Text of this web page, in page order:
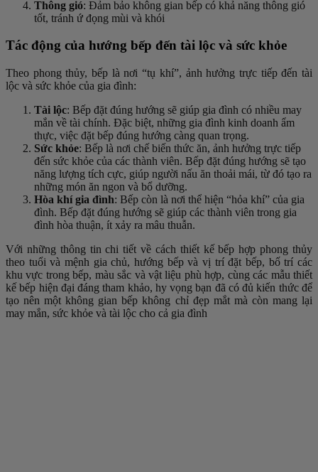
Thông gió: Đảm bảo không gian bếp có khả năng thông gió
tốt, tránh ứ đọng mùi và khói
Tác động của hướng bếp đến tài lộc và sức khỏe
Theo phong thủy, bếp là nơi “tụ khí”, ảnh hưởng trực tiếp đến tài
lộc và sức khỏe của gia đình:
Tài lộc: Bếp đặt đúng hướng sẽ giúp gia đình có nhiều may
mắn về tài chính. Đặc biệt, những gia đình kinh doanh ẩm
thực, việc đặt bếp đúng hướng càng quan trọng.
Sức khỏe: Bếp là nơi chế biến thức ăn, ảnh hưởng trực tiếp
đến sức khỏe của các thành viên. Bếp đặt đúng hướng sẽ tạo
năng lượng tích cực, giúp người nấu ăn thoải mái, từ đó tạo ra
những món ăn ngon và bổ dưỡng.
Hòa khí gia đình: Bếp còn là nơi thể hiện “hỏa khí” của gia
đình. Bếp đặt đúng hướng sẽ giúp các thành viên trong gia
đình hòa thuận, ít xảy ra mâu thuẫn.
Với những thông tin chi tiết về cách thiết kế bếp hợp phong thủy
theo tuổi và mệnh gia chủ, hướng bếp và vị trí đặt bếp, bố trí các
khu vực trong bếp, màu sắc và vật liệu phù hợp, cùng các mẫu thiết
kế bếp hiện đại đáng tham khảo, hy vọng bạn đã có đủ kiến thức để
tạo nên một không gian bếp không chỉ đẹp mắt mà còn mang lại
may mắn, sức khỏe và tài lộc cho cả gia đình